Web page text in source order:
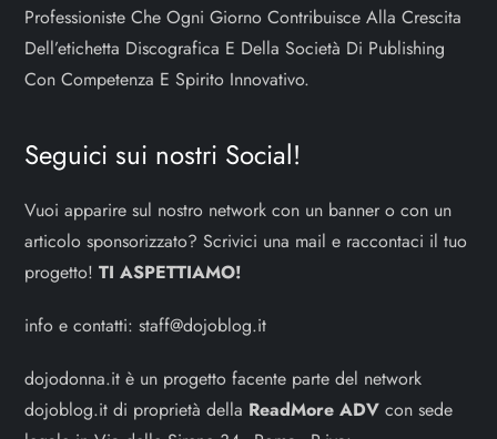
Professioniste Che Ogni Giorno Contribuisce Alla Crescita
Dell’etichetta Discografica E Della Società Di Publishing
Con Competenza E Spirito Innovativo.
Seguici sui nostri Social!
Vuoi apparire sul nostro network con un banner o con un
articolo sponsorizzato? Scrivici una mail e raccontaci il tuo
progetto!TI ASPETTIAMO!
info e contatti:staff@dojoblog.it
dojodonna.it è un progetto facente parte del network
dojoblog.it di proprietà della ReadMore ADV con sede